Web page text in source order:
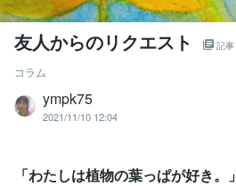
友人からのリクエスト 記事
コラム
ympk75
2021/11/10 12:04
「わたしは植物の葉っぱが好き。」